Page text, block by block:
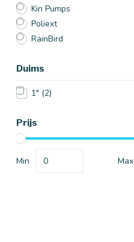
Kin Pumps
Poliext
RainBird
Duims
1" (2)
Prijs
Min Max